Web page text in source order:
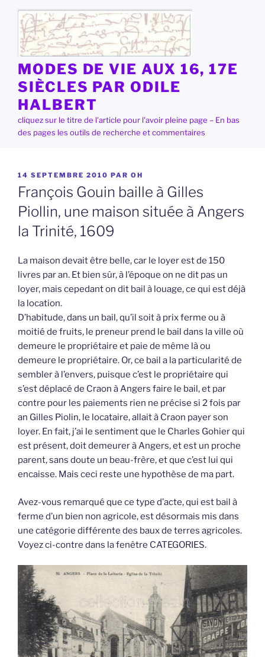
contenu
principal
MODES DE VIE AUX 16, 17E
SIÈCLES PAR ODILE
HALBERT
cliquez sur le titre de l'article pour l'avoir pleine page – En bas
des pages les outils de recherche et commentaires
PUBLIÉ
LE
14 SEPTEMBRE 2010 PAR OH
François Gouin baille à Gilles
Piollin, une maison située à Angers
la Trinité, 1609
La maison devait être belle, car le loyer est de 150
livres par an. Et bien sûr, à l’époque on ne dit pas un
loyer, mais cepedant on dit bail à louage, ce qui est déjà
la location.
D’habitude, dans un bail, qu’il soit à prix ferme ou à
moitié de fruits, le preneur prend le bail dans la ville où
demeure le propriétaire et paie de même là ou
demeure le propriétaire. Or, ce bail a la particularité de
sembler à l’envers, puisque c’est le propriétaire qui
s’est déplacé de Craon à Angers faire le bail, et par
contre pour les paiements rien ne précise si 2 fois par
an Gilles Piolin, le locataire, allait à Craon payer son
loyer. En fait, j’ai le sentiment que le Charles Gohier qui
est présent, doit demeurer à Angers, et est un proche
parent, sans doute un beau-frère, et que c’est lui qui
encaisse. Mais ceci reste une hypothèse de ma part.
Avez-vous remarqué que ce type d’acte, qui est bail à
ferme d’un bien non agricole, est désormais mis dans
une catégorie différente des baux de terres agricoles.
Voyez ci-contre dans la fenêtre CATEGORIES.